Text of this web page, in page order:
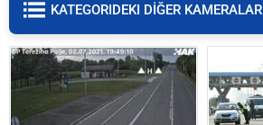
KATEGORIDEKI DİĞER KAMERALAR